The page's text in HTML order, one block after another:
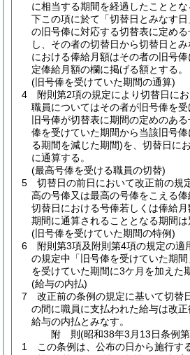
に相当する期間を経過したことと
下この項に於て「切替日とみなす
の旧号俸に対応する切替表に定め
し、その者の切替日から切替日と
における俸給月額はその者の旧号
定俸給月額の欄に掲げる額とする。
(旧号俸を受けていた期間の通算)
4
附則第2項の規定により切替日に
職員についてはその者が旧号俸を受
旧号俸が切替表に期間の定めのあ
俸を受けていた期間から当該旧号
る期間を減じた期間)を、切替日に
に通算する。
(最高号俸を受ける職員の切替)
5
切替日の前日において改正前の規
高の号俸又は最高の号俸をこえる
切替日における号俸若しくは俸給
期間に通算されることとなる期間は
(旧号俸を受けていた期間の特例)
6
附則第3項及附則第4項の規定の適
の規定中「旧号俸を受けていた期
を受けていた期間に3ケ月を加えた
(給与の内払)
7
改正前の条例の規定に基いて切替
の間に職員に支払われた給与は改
給与の内払とみなす。
附 則(昭和38年3月13日条例
1
この条例は、公布の日から施行す